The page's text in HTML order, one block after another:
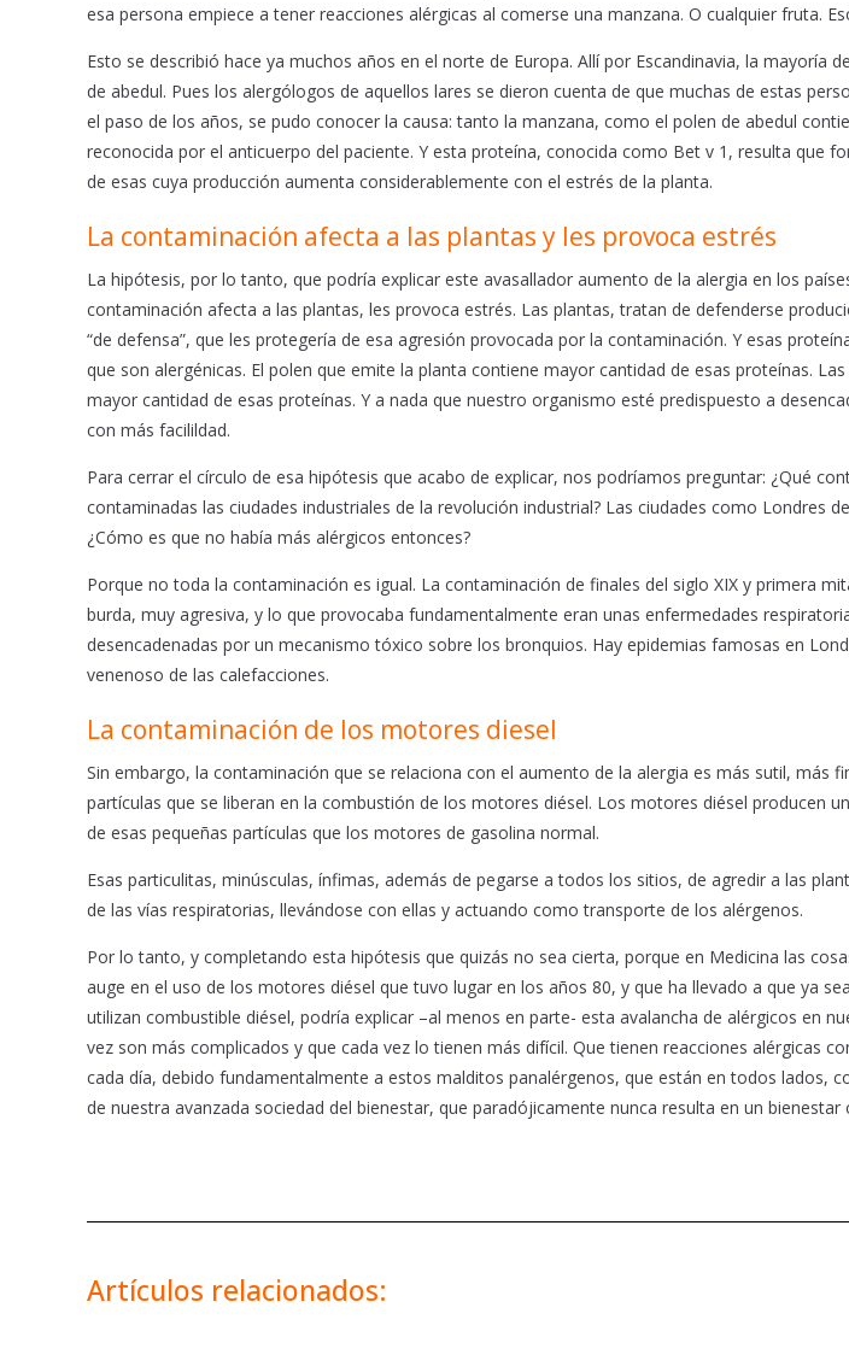
esa persona empiece a tener reacciones alérgicas al comerse una manzana. O cualquier fruta.
Esto se describió hace ya muchos años en el norte de Europa. Allí por Escandinavia, la mayoría
de abedul. Pues los alergólogos de aquellos lares se dieron cuenta de que muchas de estas
el paso de los años, se pudo conocer la causa: tanto la manzana, como el polen de abedul
reconocida por el anticuerpo del paciente. Y esta proteína, conocida como Bet v 1, resulta que
de esas cuya producción aumenta considerablemente con el estrés de la planta.
La contaminación afecta a las plantas y les provoca estrés
La hipótesis, por lo tanto, que podría explicar este avasallador aumento de la alergia en los
contaminación afecta a las plantas, les provoca estrés. Las plantas, tratan de defenderse
“de defensa”, que les protegería de esa agresión provocada por la contaminación. Y esas
que son alergénicas. El polen que emite la planta contiene mayor cantidad de esas proteínas.
mayor cantidad de esas proteínas. Y a nada que nuestro organismo esté predispuesto a
con más facilildad.
Para cerrar el círculo de esa hipótesis que acabo de explicar, nos podríamos preguntar: ¿Qué
contaminadas las ciudades industriales de la revolución industrial? Las ciudades como Londres
¿Cómo es que no había más alérgicos entonces?
Porque no toda la contaminación es igual. La contaminación de finales del siglo XIX y primera
burda, muy agresiva, y lo que provocaba fundamentalmente eran unas enfermedades
desencadenadas por un mecanismo tóxico sobre los bronquios. Hay epidemias famosas en
venenoso de las calefacciones.
La contaminación de los motores diesel
Sin embargo, la contaminación que se relaciona con el aumento de la alergia es más sutil, más
partículas que se liberan en la combustión de los motores diésel. Los motores diésel producen
de esas pequeñas partículas que los motores de gasolina normal.
Esas particulitas, minúsculas, ínfimas, además de pegarse a todos los sitios, de agredir a las
de las vías respiratorias, llevándose con ellas y actuando como transporte de los alérgenos.
Por lo tanto, y completando esta hipótesis que quizás no sea cierta, porque en Medicina las
auge en el uso de los motores diésel que tuvo lugar en los años 80, y que ha llevado a que ya
utilizan combustible diésel, podría explicar –al menos en parte- esta avalancha de alérgicos en
vez son más complicados y que cada vez lo tienen más difícil. Que tienen reacciones alérgicas
cada día, debido fundamentalmente a estos malditos panalérgenos, que están en todos lados,
de nuestra avanzada sociedad del bienestar, que paradójicamente nunca resulta en un
Artículos relacionados: